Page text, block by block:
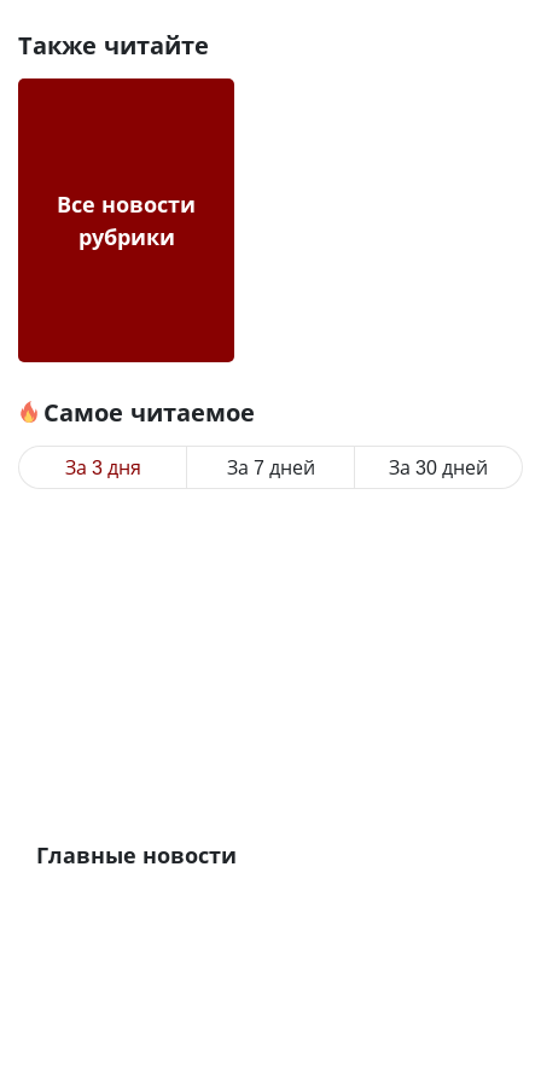
Также читайте
Все новости
рубрики
Самое читаемое
За 3 дня За 7 дней За 30 дней
Главные новости